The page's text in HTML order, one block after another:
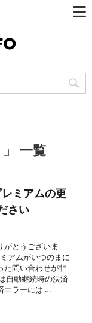
」 一覧
レミアムの更
さい
がとうございま
アムがいつのまに
た問い合わせが非
自動継続時の決済
エラーには …